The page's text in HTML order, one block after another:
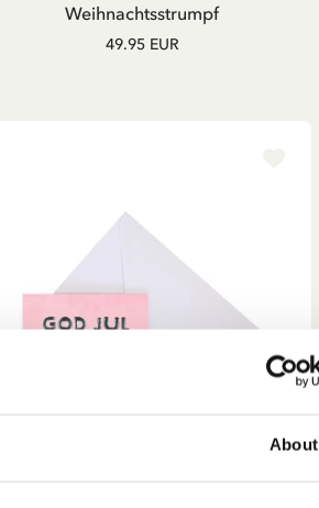
About
Weihnachtsstrumpf
49.95 EUR